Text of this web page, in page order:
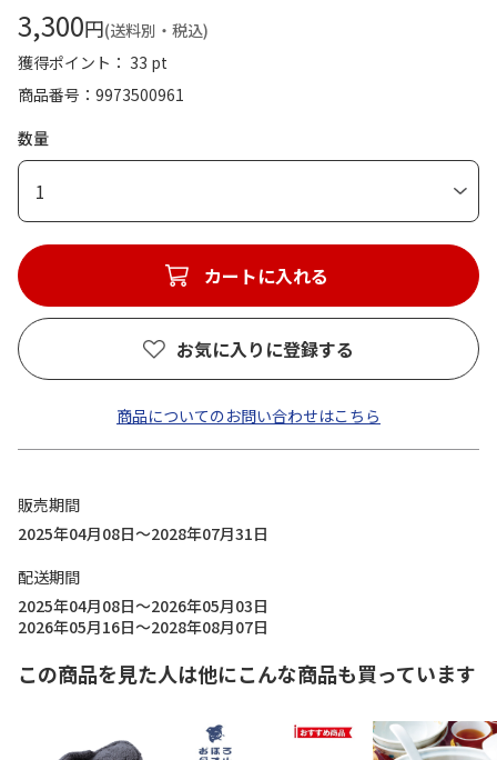
3,300円(送料別・税込)
獲得ポイント： 33 pt
商品番号
9973500961
数量
1
カートに入れる
お気に入りに登録する
商品についてのお問い合わせはこちら
販売期間
2025年04月08日～2028年07月31日
配送期間
2025年04月08日～2026年05月03日
2026年05月16日～2028年08月07日
この商品を見た人は他にこんな商品も買っています